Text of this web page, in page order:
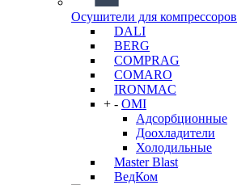
Осушители для компрессоров
DALI
BERG
COMPRAG
COMARO
IRONMAC
+ - OMI
Адсорбционные
Доохладители
Холодильные
Master Blast
ВедКом